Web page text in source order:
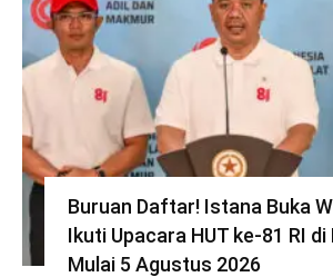
Buruan Daftar! Istana Buka
Ikuti Upacara HUT ke-81 RI
Mulai 5 Agustus 2026